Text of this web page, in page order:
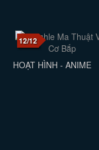
12/12
HOẠT HÌNH - ANIME